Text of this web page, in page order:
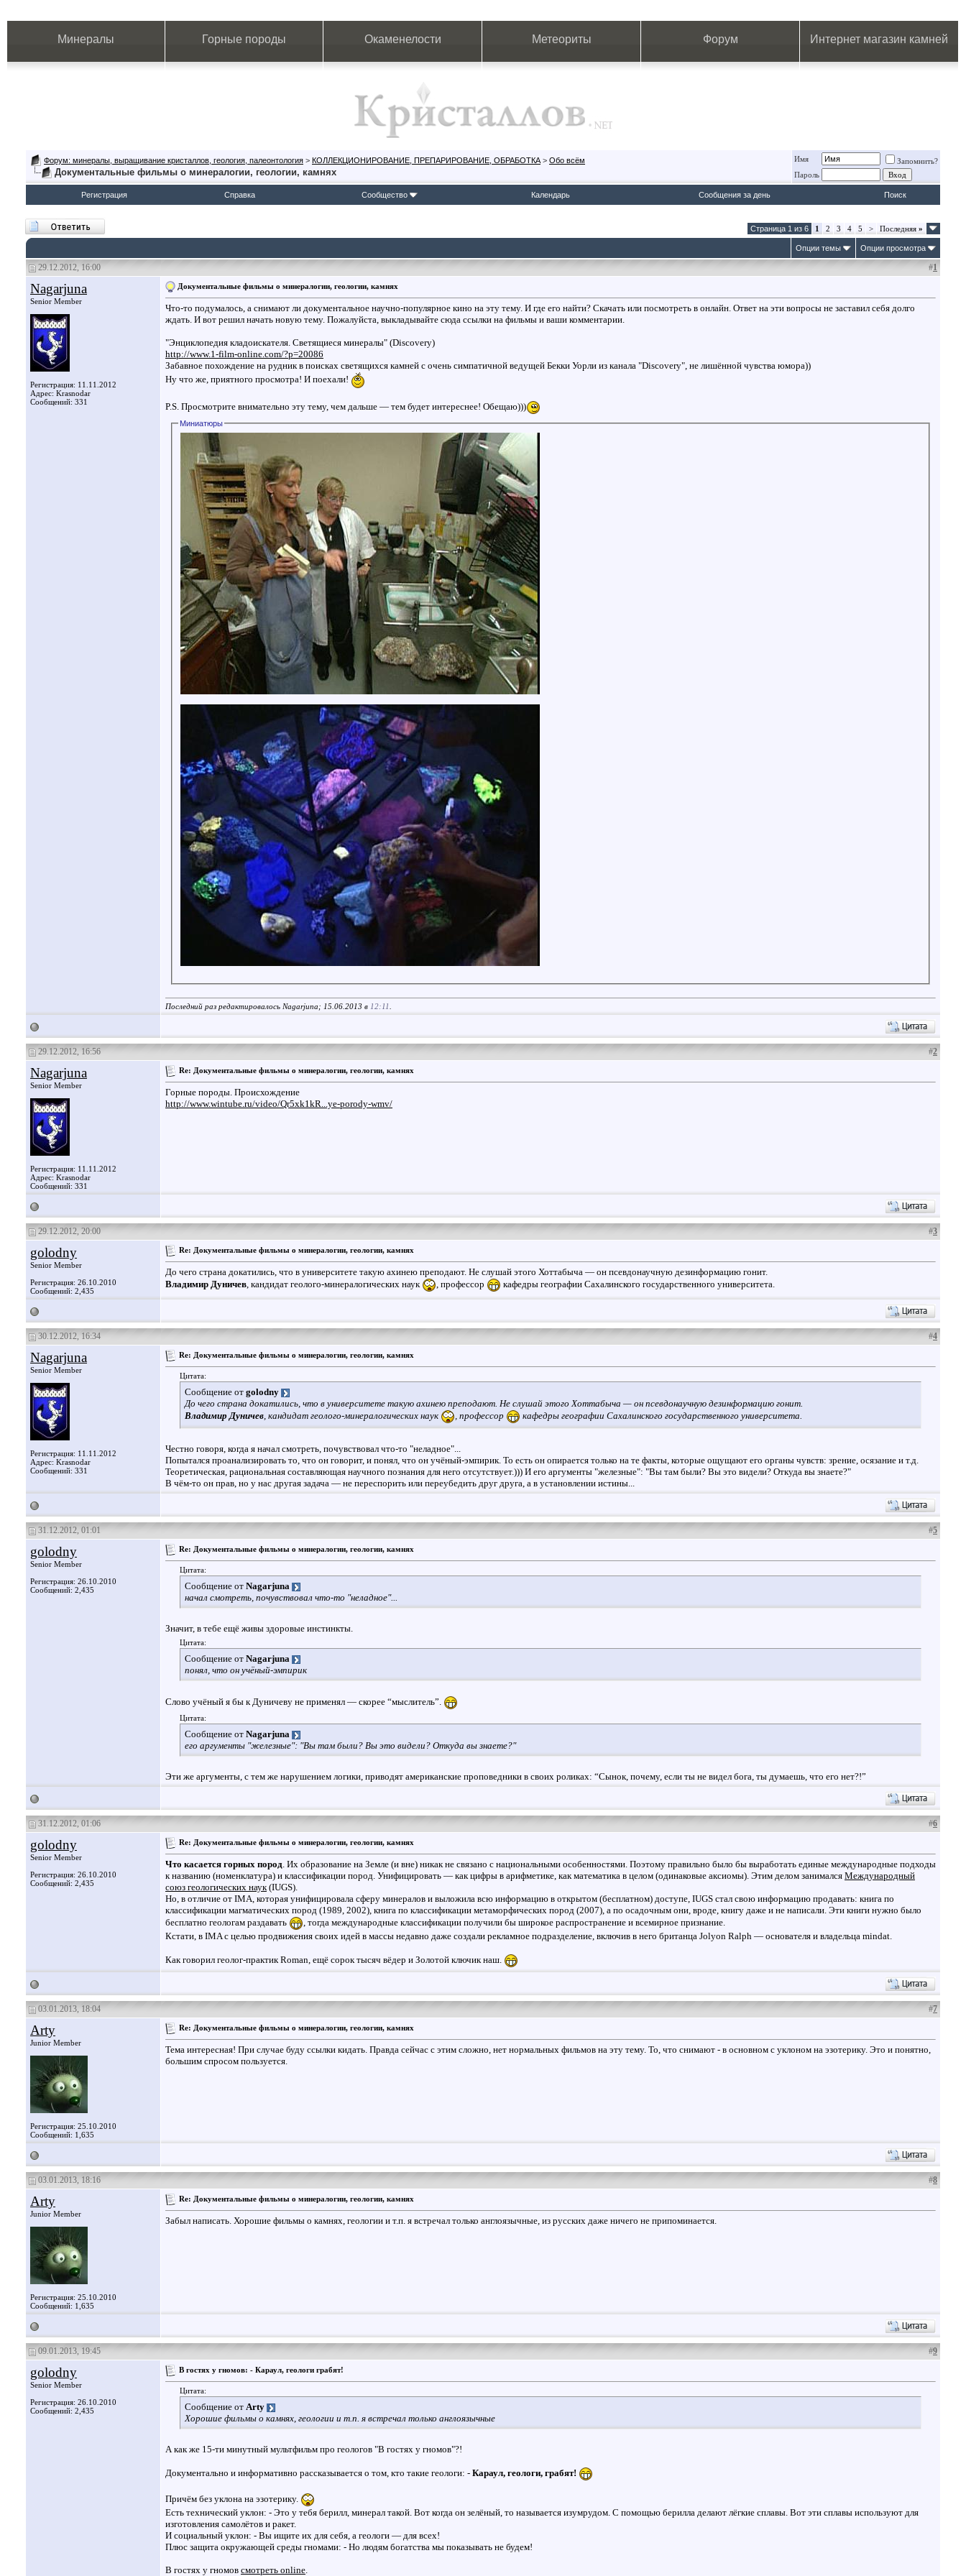
Минералы Горные породы Окаменелости Метеориты Форум Интернет магазин камней
Форум: минералы, выращивание кристаллов, геология, палеонтология > КОЛЛЕКЦИОНИРОВАНИЕ, ПРЕПАРИРОВАНИЕ, ОБРАБОТКА > Обо всём
Документальные фильмы о минералогии, геологии, камнях
Имя
Запомнить?
Пароль
Регистрация Справка Сообщество Календарь Сообщения за день Поиск
Страница 1 из 6 1 2 3 4 5 > Последняя »
Опции темы Опции просмотра
29.12.2012, 16:00 #1
Nagarjuna
Senior Member
Регистрация: 11.11.2012
Адрес: Krasnodar
Сообщений: 331
Документальные фильмы о минералогии, геологии, камнях
Что-то подумалось, а снимают ли документальное научно-популярное кино на эту тему. И где его найти? Скачать или посмотреть в онлайн. Ответ на эти вопросы не заставил себя долго
ждать. И вот решил начать новую тему. Пожалуйста, выкладывайте сюда ссылки на фильмы и ваши комментарии.
"Энциклопедия кладоискателя. Светящиеся минералы" (Discovery)
http://www.1-film-online.com/?p=20086
Забавное похождение на рудник в поисках светящихся камней с очень симпатичной ведущей Бекки Уорли из канала "Discovery", не лишённой чувства юмора))
Ну что же, приятного просмотра! И поехали!
P.S. Просмотрите внимательно эту тему, чем дальше — тем будет интереснее! Обещаю)))
Миниатюры
Последний раз редактировалось Nagarjuna; 15.06.2013 в 12:11
29.12.2012, 16:56 #2
Nagarjuna
Senior Member
Регистрация: 11.11.2012
Адрес: Krasnodar
Сообщений: 331
Re: Документальные фильмы о минералогии, геологии, камнях
Горные породы. Происхождение
http://www.wintube.ru/video/Qr5xk1kR...ye-porody-wmv/
29.12.2012, 20:00 #3
golodny
Senior Member
Регистрация: 26.10.2010
Сообщений: 2,435
Re: Документальные фильмы о минералогии, геологии, камнях
До чего страна докатились, что в университете такую ахинею преподают. Не слушай этого Хоттабыча — он псевдонаучную дезинформацию гонит.
Владимир Дуничев, кандидат геолого-минералогических наук , профессор кафедры географии Сахалинского государственного университета.
30.12.2012, 16:34 #4
Nagarjuna
Senior Member
Регистрация: 11.11.2012
Адрес: Krasnodar
Сообщений: 331
Re: Документальные фильмы о минералогии, геологии, камнях
Цитата:
Сообщение от golodny
До чего страна докатились, что в университете такую ахинею преподают. Не слушай этого Хоттабыча — он псевдонаучную дезинформацию гонит.
Владимир Дуничев, кандидат геолого-минералогических наук , профессор кафедры географии Сахалинского государственного университета.
Честно говоря, когда я начал смотреть, почувствовал что-то "неладное"...
Попытался проанализировать то, что он говорит, и понял, что он учёный-эмпирик. То есть он опирается только на те факты, которые ощущают его органы чувств: зрение, осязание и т.д.
Теоретическая, рациональная составляющая научного познания для него отсутствует.))) И его аргументы "железные": "Вы там были? Вы это видели? Откуда вы знаете?"
В чём-то он прав, но у нас другая задача — не переспорить или переубедить друг друга, а в установлении истины...
31.12.2012, 01:01 #5
golodny
Senior Member
Регистрация: 26.10.2010
Сообщений: 2,435
Re: Документальные фильмы о минералогии, геологии, камнях
Цитата:
Сообщение от Nagarjuna
начал смотреть, почувствовал что-то "неладное"...
Значит, в тебе ещё живы здоровые инстинкты.
Цитата:
Сообщение от Nagarjuna
понял, что он учёный-эмпирик
Слово учёный я бы к Дуничеву не применял — скорее “мыслитель”.
Цитата:
Сообщение от Nagarjuna
его аргументы "железные": "Вы там были? Вы это видели? Откуда вы знаете?"
Эти же аргументы, с тем же нарушением логики, приводят американские проповедники в своих роликах: “Сынок, почему, если ты не видел бога, ты думаешь, что его нет?!”
31.12.2012, 01:06 #6
golodny
Senior Member
Регистрация: 26.10.2010
Сообщений: 2,435
Re: Документальные фильмы о минералогии, геологии, камнях
Что касается горных пород. Их образование на Земле (и вне) никак не связано с национальными особенностями. Поэтому правильно было бы выработать единые международные подходы
к названию (номенклатура) и классификации пород. Унифицировать — как цифры в арифметике, как математика в целом (одинаковые аксиомы). Этим делом занимался Международный
союз геологических наук(IUGS).
Но, в отличие от IMA, которая унифицировала сферу минералов и выложила всю информацию в открытом (бесплатном) доступе, IUGS стал свою информацию продавать: книга по
классификации магматических пород (1989, 2002), книга по классификации метаморфических пород (2007), а по осадочным они, вроде, книгу даже и не написали. Эти книги нужно было
бесплатно геологам раздавать
, тогда международные классификации получили бы широкое распространение и всемирное признание.
Кстати, в IMA с целью продвижения своих идей в массы недавно даже создали рекламное подразделение, включив в него британца Jolyon Ralph — основателя и владельца mindat.
Как говорил геолог-практик Roman, ещё сорок тысяч вёдер и Золотой ключик наш.
03.01.2013, 18:04 #7
Arty
Junior Member
Регистрация: 25.10.2010
Сообщений: 1,635
Re: Документальные фильмы о минералогии, геологии, камнях
Тема интересная! При случае буду ссылки кидать. Правда сейчас с этим сложно, нет нормальных фильмов на эту тему. То, что снимают - в основном с уклоном на эзотерику. Это и понятно,
большим спросом пользуется.
03.01.2013, 18:16 #8
Arty
Junior Member
Регистрация: 25.10.2010
Сообщений: 1,635
Re: Документальные фильмы о минералогии, геологии, камнях
Забыл написать. Хорошие фильмы о камнях, геологии и т.п. я встречал только англоязычные, из русских даже ничего не припоминается.
09.01.2013, 19:45 #9
golodny
Senior Member
Регистрация: 26.10.2010
Сообщений: 2,435
В гостях у гномов: - Караул, геологи грабят!
Цитата:
Сообщение от Arty
Хорошие фильмы о камнях, геологии и т.п. я встречал только англоязычные
А как же 15-ти минутный мультфильм про геологов "В гостях у гномов"?!
Документально и информативно рассказывается о том, кто такие геологи: - Караул, геологи, грабят!
Причём без уклона на эзотерику.
Есть технический уклон: - Это у тебя берилл, минерал такой. Вот когда он зелёный, то называется изумрудом. С помощью берилла делают лёгкие сплавы. Вот эти сплавы используют для
изготовления самолётов и ракет.
И социальный уклон: - Вы ищите их для себя, а геологи — для всех!
Плюс защита окружающей среды гномами: - Но людям богатства мы показывать не будем!
В гостях у гномов смотреть online.